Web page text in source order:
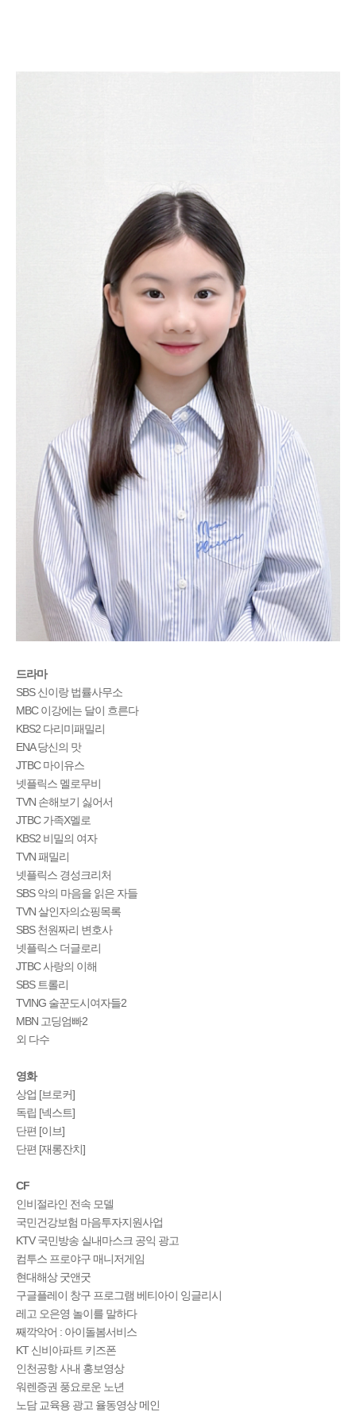
드라마
SBS 신이랑 법률사무소
MBC 이강에는 달이 흐른다
KBS2 다리미패밀리
ENA 당신의 맛
JTBC 마이유스
넷플릭스 멜로무비
TVN 손해보기 싫어서
JTBC 가족X멜로
KBS2 비밀의 여자
TVN 패밀리
넷플릭스 경성크리처
SBS 악의 마음을 읽은 자들
TVN 살인자의쇼핑목록
SBS 천원짜리 변호사
넷플릭스 더글로리
JTBC 사랑의 이해
SBS 트롤리
TVING 술꾼도시여자들2
MBN 고딩엄빠2
외 다수
영화
상업 [브로커]
독립 [넥스트]
단편 [이브]
단편 [재롱잔치]
CF
인비절라인 전속 모델
국민건강보험 마음투자지원사업
KTV 국민방송 실내마스크 공익 광고
컴투스 프로야구 매니저게임
현대해상 굿앤굿
구글플레이 창구 프로그램 베티아이 잉글리시
레고 오은영 놀이를 말하다
째깍악어 : 아이돌봄서비스
KT 신비아파트 키즈폰
인천공항 사내 홍보영상
워렌증권 풍요로운 노년
노담 교육용 광고 율동영상 메인